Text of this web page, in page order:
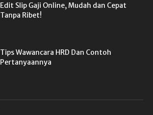
Edit Slip Gaji Online, Mudah dan Cepat
Tanpa Ribet!
Tips Wawancara HRD Dan Contoh
Pertanyaannya